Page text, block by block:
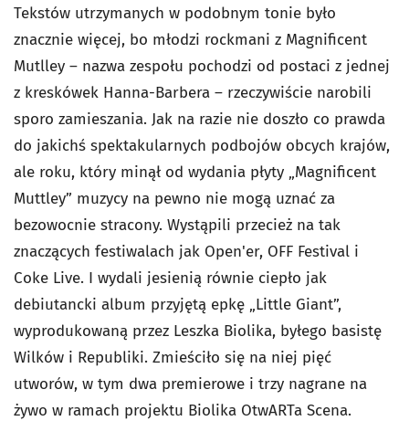
Tekstów utrzymanych w podobnym tonie było
znacznie więcej, bo młodzi rockmani z Magnificent
Mutlley – nazwa zespołu pochodzi od postaci z jednej
z kreskówek Hanna-Barbera – rzeczywiście narobili
sporo zamieszania. Jak na razie nie doszło co prawda
do jakichś spektakularnych podbojów obcych krajów,
ale roku, który minął od wydania płyty „Magnificent
Muttley” muzycy na pewno nie mogą uznać za
bezowocnie stracony. Wystąpili przecież na tak
znaczących festiwalach jak Open'er, OFF Festival i
Coke Live. I wydali jesienią równie ciepło jak
debiutancki album przyjętą epkę „Little Giant”,
wyprodukowaną przez Leszka Biolika, byłego basistę
Wilków i Republiki. Zmieściło się na niej pięć
utworów, w tym dwa premierowe i trzy nagrane na
żywo w ramach projektu Biolika OtwARTa Scena.